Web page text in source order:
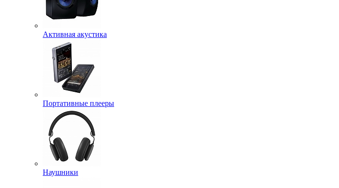
Активная акустика
Портативные плееры
Наушники